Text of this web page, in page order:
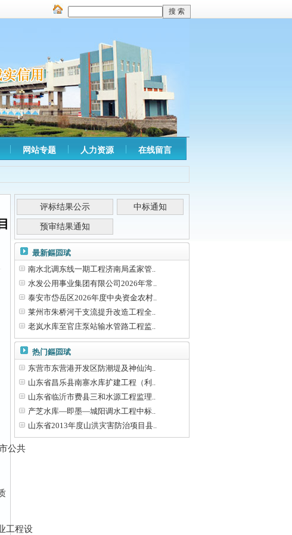
网站专题 人力资源 在线留言
公共
工程设
评标结果公示 中标通知
预审结果通知
最新鏂囩珷
南水北调东线一期工程济南局孟家管..
水发公用事业集团有限公司2026年常..
泰安市岱岳区2026年度中央资金农村..
莱州市朱桥河干支流提升改造工程全..
老岚水库至官庄泵站输水管路工程监..
热门鏂囩珷
东营市东营港开发区防潮堤及神仙沟..
山东省昌乐县南寨水库扩建工程（利..
山东省临沂市费县三和水源工程监理..
产芝水库—即墨—城阳调水工程中标..
山东省2013年度山洪灾害防治项目县..